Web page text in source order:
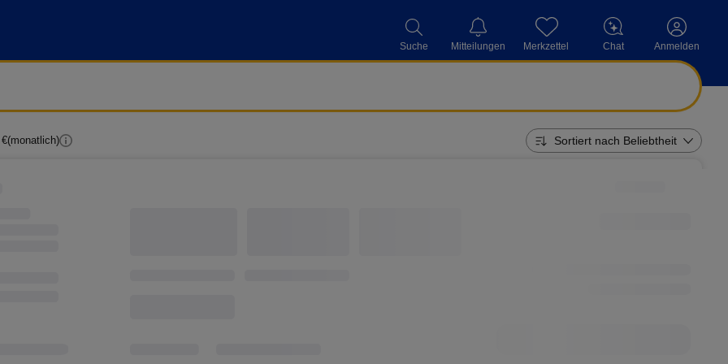
Suche Mitteilungen Merkzettel Chat Anmelden
(monatlich) Sortiert nach Beliebtheit